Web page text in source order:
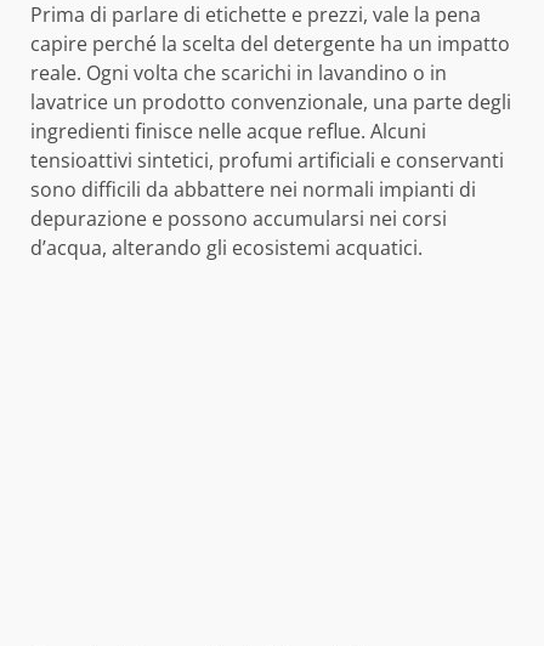
Prima di parlare di etichette e prezzi, vale la pena
capire perché la scelta del detergente ha un impatto
reale. Ogni volta che scarichi in lavandino o in
lavatrice un prodotto convenzionale, una parte degli
ingredienti finisce nelle acque reflue. Alcuni
tensioattivi sintetici, profumi artificiali e conservanti
sono difficili da abbattere nei normali impianti di
depurazione e possono accumularsi nei corsi
d’acqua, alterando gli ecosistemi acquatici.